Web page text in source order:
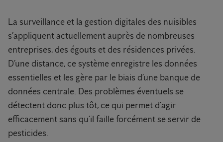
La surveillance et la gestion digitales des nuisibles
s’appliquent actuellement auprès de nombreuses
entreprises, des égouts et des résidences privées.
D’une distance, ce système enregistre les données
essentielles et les gère par le biais d’une banque de
données centrale. Des problèmes éventuels se
détectent donc plus tôt, ce qui permet d’agir
efficacement sans qu’il faille forcément se servir de
pesticides.